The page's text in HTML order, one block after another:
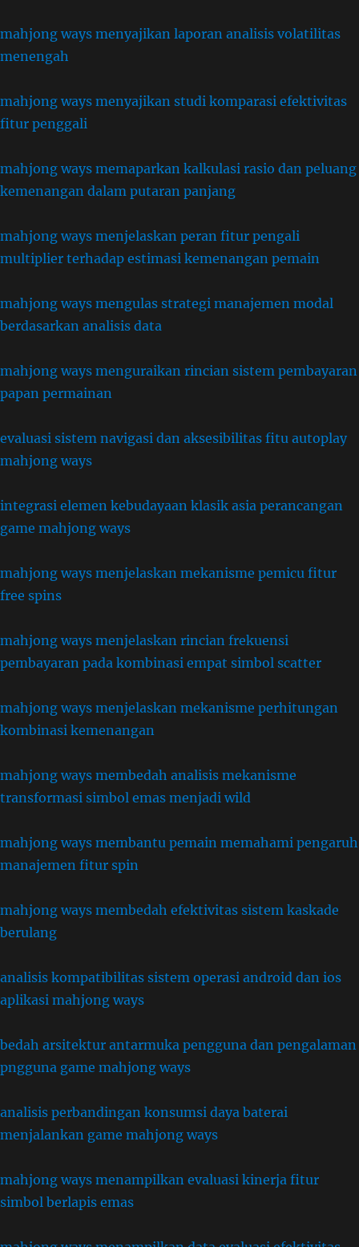
mahjong ways menyajikan laporan analisis volatilitas
menengah
mahjong ways menyajikan studi komparasi efektivitas
fitur penggali
mahjong ways memaparkan kalkulasi rasio dan peluang
kemenangan dalam putaran panjang
mahjong ways menjelaskan peran fitur pengali
multiplier terhadap estimasi kemenangan pemain
mahjong ways mengulas strategi manajemen modal
berdasarkan analisis data
mahjong ways menguraikan rincian sistem pembayaran
papan permainan
evaluasi sistem navigasi dan aksesibilitas fitu autoplay
mahjong ways
integrasi elemen kebudayaan klasik asia perancangan
game mahjong ways
mahjong ways menjelaskan mekanisme pemicu fitur
free spins
mahjong ways menjelaskan rincian frekuensi
pembayaran pada kombinasi empat simbol scatter
mahjong ways menjelaskan mekanisme perhitungan
kombinasi kemenangan
mahjong ways membedah analisis mekanisme
transformasi simbol emas menjadi wild
mahjong ways membantu pemain memahami pengaruh
manajemen fitur spin
mahjong ways membedah efektivitas sistem kaskade
berulang
analisis kompatibilitas sistem operasi android dan ios
aplikasi mahjong ways
bedah arsitektur antarmuka pengguna dan pengalaman
pngguna game mahjong ways
analisis perbandingan konsumsi daya baterai
menjalankan game mahjong ways
mahjong ways menampilkan evaluasi kinerja fitur
simbol berlapis emas